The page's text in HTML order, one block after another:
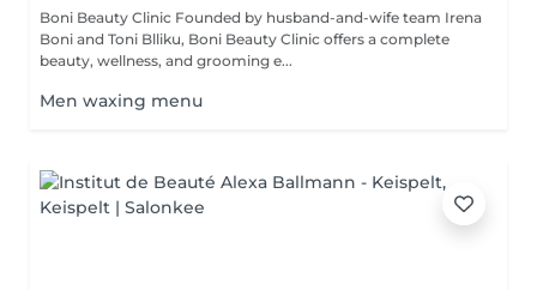
Boni Beauty Clinic Founded by husband-and-wife team Irena
Boni and Toni Blliku, Boni Beauty Clinic offers a complete
beauty, wellness, and grooming e...
Men waxing menu